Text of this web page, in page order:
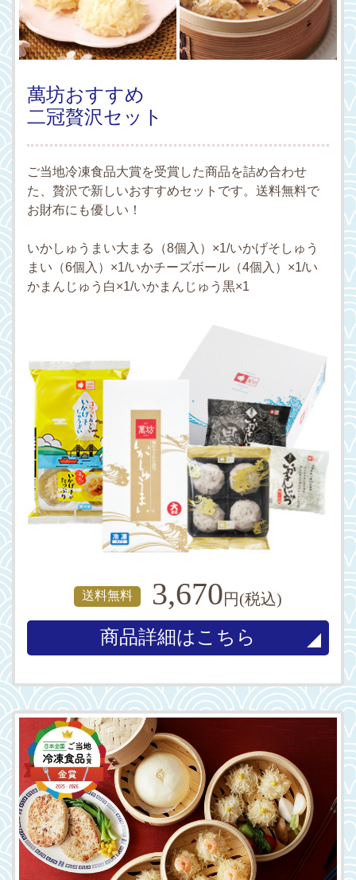
萬坊おすすめ
二冠贅沢セット
ご当地冷凍食品大賞を受賞した商品を詰め合わせ
た、贅沢で新しいおすすめセットです。送料無料で
お財布にも優しい！
いかしゅうまい大まる（8個入）×1/いかげそしゅう
まい（6個入）×1/いかチーズボール（4個入）×1/い
かまんじゅう白×1/いかまんじゅう黒×1
送料無料 3,670円(税込)
商品詳細はこちら